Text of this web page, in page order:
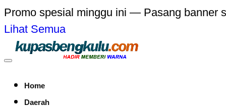
Promo spesial minggu ini — Pasang banner
Lihat Semua
Home
Daerah